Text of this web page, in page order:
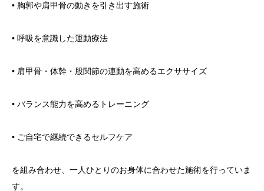
• 胸郭や肩甲骨の動きを引き出す施術
• 呼吸を意識した運動療法
• 肩甲骨・体幹・股関節の連動を高めるエクササイズ
• バランス能力を高めるトレーニング
• ご自宅で継続できるセルフケア
を組み合わせ、一人ひとりのお身体に合わせた施術を行っていま
す。